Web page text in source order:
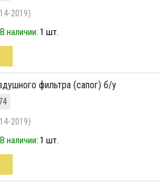
2019)
В наличии: 1 шт.
фильтра (сапог) б/у
2019)
В наличии: 1 шт.